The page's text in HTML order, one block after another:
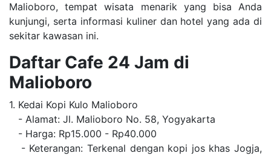
Malioboro, tempat wisata menarik yang bisa Anda
kunjungi, serta informasi kuliner dan hotel yang ada di
sekitar kawasan ini.
Daftar Cafe 24 Jam di
Malioboro
1. Kedai Kopi Kulo Malioboro
- Alamat: Jl. Malioboro No. 58, Yogyakarta
- Harga: Rp15.000 - Rp40.000
- Keterangan: Terkenal dengan kopi jos khas Jogja,